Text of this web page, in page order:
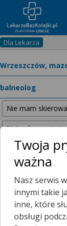
Dla Lekarza
Nie znaleźliśmy
zwiększyliśmy
Twoja
ważna
Nasz serwis
innymi takie
inne, które
obsługi